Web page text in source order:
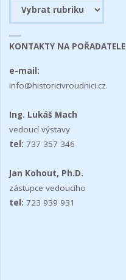
příspěvků
KONTAKTY NA POŘADATELE
e-mail:
info@historicivroudnici.cz
Ing. Lukáš Mach
vedoucí výstavy
tel: 737 357 346
Jan Kohout, Ph.D.
zástupce vedoucího
tel: 723 939 931